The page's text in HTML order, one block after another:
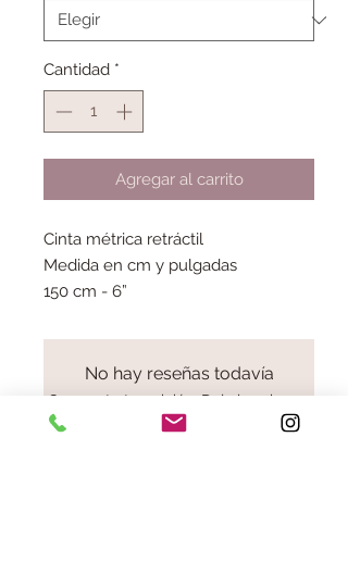
Cantidad *
Agregar al carrito
Cinta métrica retráctil
Medida en cm y pulgadas
150 cm - 6”
No hay reseñas todavía
Comparte tu opinión. Deja la primera
reseña.